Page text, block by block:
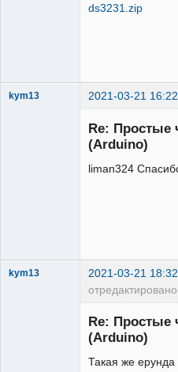
ds3231.zip
kym13 2021-03-21
Re: Простые
(Arduino)
liman324
kym13 2021-03-21
Re: Простые
(Arduino)
Такая же ерунда